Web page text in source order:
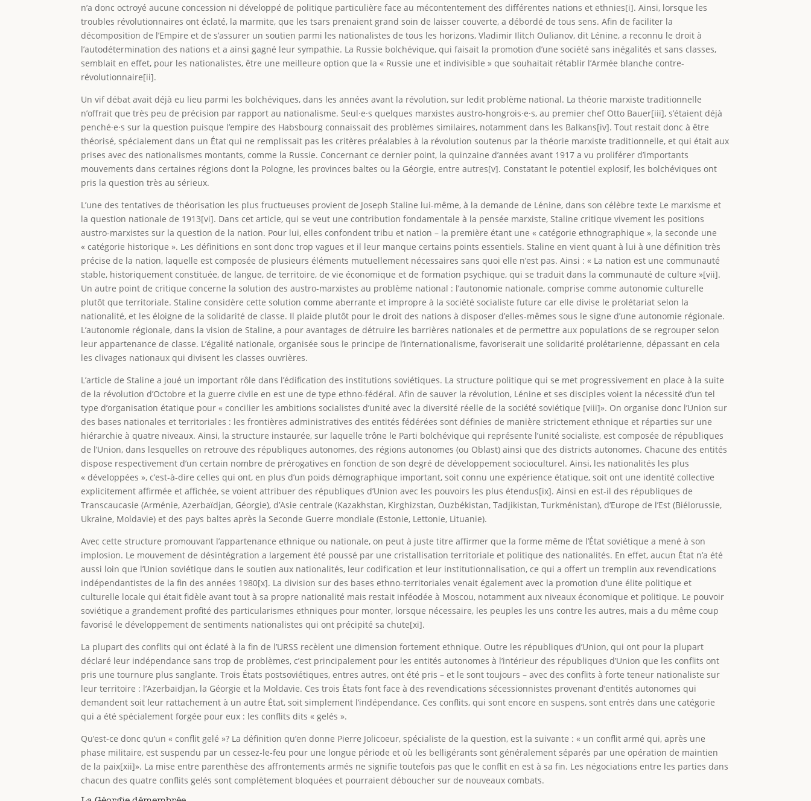
n’a donc octroyé aucune concession ni développé de politique particulière face au mécontentement des différentes nations et ethnies[i]. Ainsi, lorsque les
troubles révolutionnaires ont éclaté, la marmite, que les tsars prenaient grand soin de laisser couverte, a débordé de tous sens. Afin de faciliter la
décomposition de l’Empire et de s’assurer un soutien parmi les nationalistes de tous les horizons, Vladimir Ilitch Oulianov, dit Lénine, a reconnu le droit à
l’autodétermination des nations et a ainsi gagné leur sympathie. La Russie bolchévique, qui faisait la promotion d’une société sans inégalités et sans classes,
semblait en effet, pour les nationalistes, être une meilleure option que la « Russie une et indivisible » que souhaitait rétablir l’Armée blanche contre-
révolutionnaire[ii].
Un vif débat avait déjà eu lieu parmi les bolchéviques, dans les années avant la révolution, sur ledit problème national. La théorie marxiste traditionnelle
n’offrait que très peu de précision par rapport au nationalisme. Seul·e·s quelques marxistes austro-hongrois·e·s, au premier chef Otto Bauer[iii], s’étaient déjà
penché·e·s sur la question puisque l’empire des Habsbourg connaissait des problèmes similaires, notamment dans les Balkans[iv]. Tout restait donc à être
théorisé, spécialement dans un État qui ne remplissait pas les critères préalables à la révolution soutenus par la théorie marxiste traditionnelle, et qui était aux
prises avec des nationalismes montants, comme la Russie. Concernant ce dernier point, la quinzaine d’années avant 1917 a vu proliférer d’importants
mouvements dans certaines régions dont la Pologne, les provinces baltes ou la Géorgie, entre autres[v]. Constatant le potentiel explosif, les bolchéviques ont
pris la question très au sérieux.
L’une des tentatives de théorisation les plus fructueuses provient de Joseph Staline lui-même, à la demande de Lénine, dans son célèbre texte Le marxisme et
la question nationale de 1913[vi]. Dans cet article, qui se veut une contribution fondamentale à la pensée marxiste, Staline critique vivement les positions
austro-marxistes sur la question de la nation. Pour lui, elles confondent tribu et nation – la première étant une « catégorie ethnographique », la seconde une
« catégorie historique ». Les définitions en sont donc trop vagues et il leur manque certains points essentiels. Staline en vient quant à lui à une définition très
précise de la nation, laquelle est composée de plusieurs éléments mutuellement nécessaires sans quoi elle n’est pas. Ainsi : « La nation est une communauté
stable, historiquement constituée, de langue, de territoire, de vie économique et de formation psychique, qui se traduit dans la communauté de culture »[vii].
Un autre point de critique concerne la solution des austro-marxistes au problème national : l’autonomie nationale, comprise comme autonomie culturelle
plutôt que territoriale. Staline considère cette solution comme aberrante et impropre à la société socialiste future car elle divise le prolétariat selon la
nationalité, et les éloigne de la solidarité de classe. Il plaide plutôt pour le droit des nations à disposer d’elles-mêmes sous le signe d’une autonomie régionale.
L’autonomie régionale, dans la vision de Staline, a pour avantages de détruire les barrières nationales et de permettre aux populations de se regrouper selon
leur appartenance de classe. L’égalité nationale, organisée sous le principe de l’internationalisme, favoriserait une solidarité prolétarienne, dépassant en cela
les clivages nationaux qui divisent les classes ouvrières.
L’article de Staline a joué un important rôle dans l’édification des institutions soviétiques. La structure politique qui se met progressivement en place à la suite
de la révolution d’Octobre et la guerre civile en est une de type ethno-fédéral. Afin de sauver la révolution, Lénine et ses disciples voient la nécessité d’un tel
type d’organisation étatique pour « concilier les ambitions socialistes d’unité avec la diversité réelle de la société soviétique [viii]». On organise donc l’Union sur
des bases nationales et territoriales : les frontières administratives des entités fédérées sont définies de manière strictement ethnique et réparties sur une
hiérarchie à quatre niveaux. Ainsi, la structure instaurée, sur laquelle trône le Parti bolchévique qui représente l’unité socialiste, est composée de républiques
de l’Union, dans lesquelles on retrouve des républiques autonomes, des régions autonomes (ou Oblast) ainsi que des districts autonomes. Chacune des entités
dispose respectivement d’un certain nombre de prérogatives en fonction de son degré de développement socioculturel. Ainsi, les nationalités les plus
« développées », c’est-à-dire celles qui ont, en plus d’un poids démographique important, soit connu une expérience étatique, soit ont une identité collective
explicitement affirmée et affichée, se voient attribuer des républiques d’Union avec les pouvoirs les plus étendus[ix]. Ainsi en est-il des républiques de
Transcaucasie (Arménie, Azerbaïdjan, Géorgie), d’Asie centrale (Kazakhstan, Kirghizstan, Ouzbékistan, Tadjikistan, Turkménistan), d’Europe de l’Est (Biélorussie,
Ukraine, Moldavie) et des pays baltes après la Seconde Guerre mondiale (Estonie, Lettonie, Lituanie).
Avec cette structure promouvant l’appartenance ethnique ou nationale, on peut à juste titre affirmer que la forme même de l’État soviétique a mené à son
implosion. Le mouvement de désintégration a largement été poussé par une cristallisation territoriale et politique des nationalités. En effet, aucun État n’a été
aussi loin que l’Union soviétique dans le soutien aux nationalités, leur codification et leur institutionnalisation, ce qui a offert un tremplin aux revendications
indépendantistes de la fin des années 1980[x]. La division sur des bases ethno-territoriales venait également avec la promotion d’une élite politique et
culturelle locale qui était fidèle avant tout à sa propre nationalité mais restait inféodée à Moscou, notamment aux niveaux économique et politique. Le pouvoir
soviétique a grandement profité des particularismes ethniques pour monter, lorsque nécessaire, les peuples les uns contre les autres, mais a du même coup
favorisé le développement de sentiments nationalistes qui ont précipité sa chute[xi].
La plupart des conflits qui ont éclaté à la fin de l’URSS recèlent une dimension fortement ethnique. Outre les républiques d’Union, qui ont pour la plupart
déclaré leur indépendance sans trop de problèmes, c’est principalement pour les entités autonomes à l’intérieur des républiques d’Union que les conflits ont
pris une tournure plus sanglante. Trois États postsoviétiques, entres autres, ont été pris – et le sont toujours – avec des conflits à forte teneur nationaliste sur
leur territoire : l’Azerbaïdjan, la Géorgie et la Moldavie. Ces trois États font face à des revendications sécessionnistes provenant d’entités autonomes qui
demandent soit leur rattachement à un autre État, soit simplement l’indépendance. Ces conflits, qui sont encore en suspens, sont entrés dans une catégorie
qui a été spécialement forgée pour eux : les conflits dits « gelés ».
Qu’est-ce donc qu’un « conflit gelé »? La définition qu’en donne Pierre Jolicoeur, spécialiste de la question, est la suivante : « un conflit armé qui, après une
phase militaire, est suspendu par un cessez-le-feu pour une longue période et où les belligérants sont généralement séparés par une opération de maintien
de la paix[xii]». La mise entre parenthèse des affrontements armés ne signifie toutefois pas que le conflit en est à sa fin. Les négociations entre les parties dans
chacun des quatre conflits gelés sont complètement bloquées et pourraient déboucher sur de nouveaux combats.